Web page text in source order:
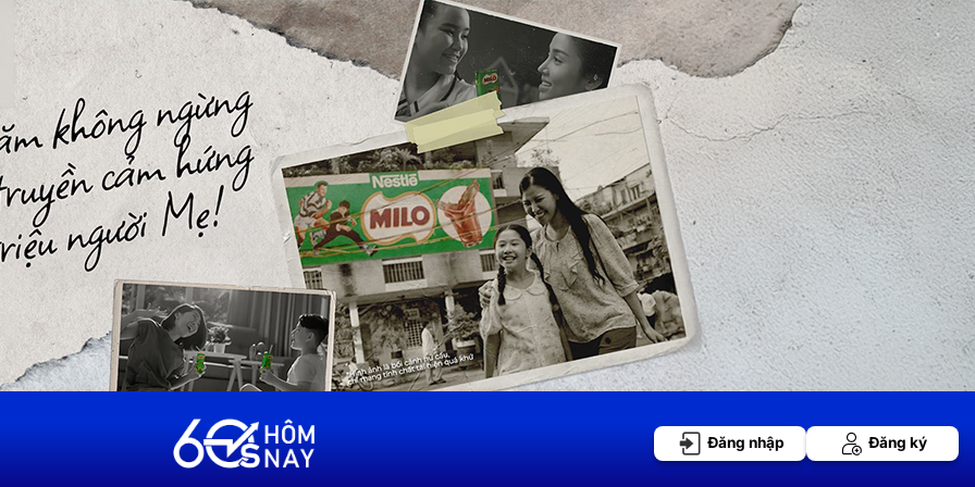
Đăng nhập Đăng ký